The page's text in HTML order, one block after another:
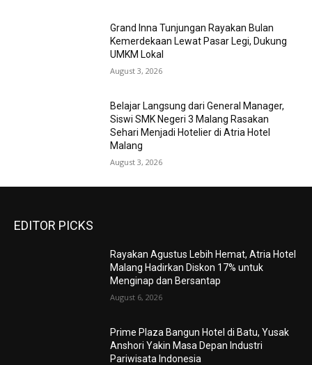
Grand Inna Tunjungan Rayakan Bulan
Kemerdekaan Lewat Pasar Legi, Dukung
UMKM Lokal
August 3, 2026
Belajar Langsung dari General Manager,
Siswi SMK Negeri 3 Malang Rasakan
Sehari Menjadi Hotelier di Atria Hotel
Malang
August 3, 2026
EDITOR PICKS
Rayakan Agustus Lebih Hemat, Atria Hotel
Malang Hadirkan Diskon 17% untuk
Menginap dan Bersantap
August 6, 2026
Prime Plaza Bangun Hotel di Batu, Yusak
Anshori Yakin Masa Depan Industri
Pariwisata Indonesia